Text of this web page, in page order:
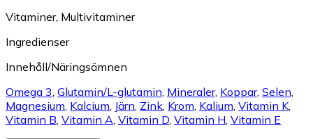
Vitaminer, Multivitaminer
Ingredienser
Innehåll/Näringsämnen
Omega 3, Glutamin/L-glutamin, Mineraler, Koppar, Selen,
Magnesium, Kalcium, Järn, Zink, Krom, Kalium, Vitamin K,
Vitamin B, Vitamin A, Vitamin D, Vitamin H, Vitamin E